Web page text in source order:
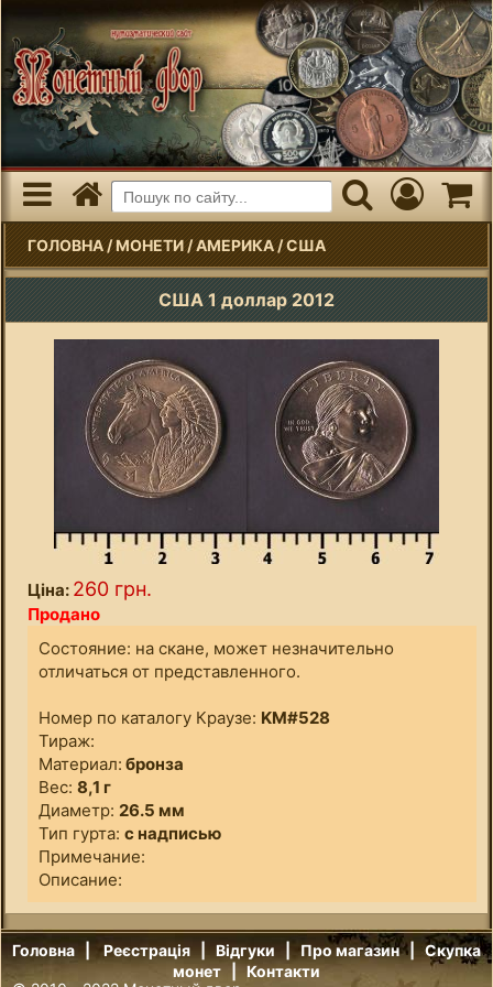
ГОЛОВНА/МОНЕТИ/АМЕРИКА/США
США 1 доллар 2012
Ціна: 260 грн.
Продано
Состояние: на скане, может незначительно
отличаться от представленного.
Номер по каталогу Краузе: KM#528
Тираж:
Материал: бронза
Вес: 8,1 г
Диаметр: 26.5 мм
Тип гурта: с надписью
Примечание:
Описание:
Головна|Реєстрація Відгуки |Про магазин|Скупка
монет
Контакти